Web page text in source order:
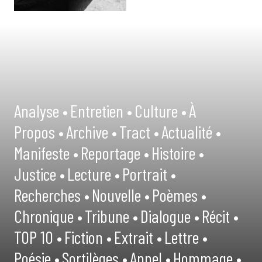
Analyse •Entretien •Culture •À
Propos •Archive •Tract •Actualité •
Manifeste •Reportage •Histoire •
Justice •Lecture •Portrait •
Recherches •Nouvelle •Poèmes •
Chronique •Tribune •Dialogue •Récit •
TOP 10 •Fiction •Extrait •Lettre •